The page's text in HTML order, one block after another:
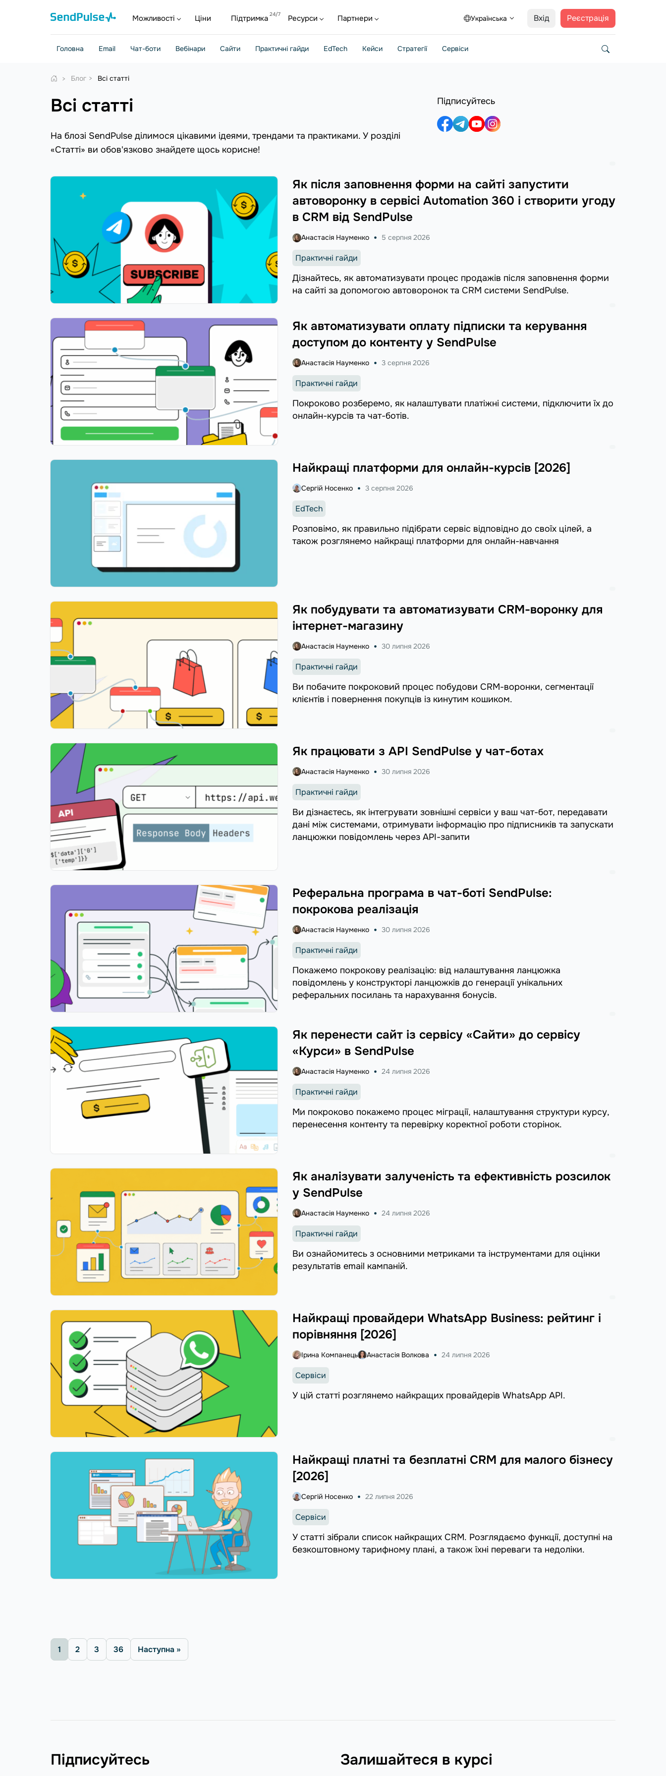
Українська Вхід Реєстрація
Можливості Ціни Підтримка Ресурси Партнери
Головна Email Чат-боти Вебінари Сайти Практичні гайди EdTech Кейси Стратегії Сервіси
Блог Всі статті
Всі статті
На блозі SendPulse ділимося цікавими ідеями, трендами та практиками. У розділі
«Статті» ви обов'язково знайдете щось корисне!
Підписуйтесь
Як після заповнення форми на сайті запустити
автоворонку в сервісі Automation 360 і створити угоду
в CRM від SendPulse
Анастасія Науменко 5 серпня 2026
Практичні гайди
Дізнайтесь, як автоматизувати процес продажів після заповнення форми
на сайті за допомогою автоворонок та CRM системи SendPulse.
Як автоматизувати оплату підписки та керування
доступом до контенту у SendPulse
Анастасія Науменко 3 серпня 2026
Практичні гайди
Покроково розберемо, як налаштувати платіжні системи, підключити їх до
онлайн-курсів та чат-ботів.
Найкращі платформи для онлайн-курсів [2026]
Сергій Носенко 3 серпня 2026
EdTech
Розповімо, як правильно підібрати сервіс відповідно до своїх цілей, а
також розглянемо найкращі платформи для онлайн-навчання
Як побудувати та автоматизувати CRM-воронку для
інтернет-магазину
Анастасія Науменко 30 липня 2026
Практичні гайди
Ви побачите покроковий процес побудови CRM-воронки, сегментації
клієнтів і повернення покупців із кинутим кошиком.
Як працювати з API SendPulse у чат-ботах
Анастасія Науменко 30 липня 2026
Практичні гайди
Ви дізнаєтесь, як інтегрувати зовнішні сервіси у ваш чат-бот, передавати
дані між системами, отримувати інформацію про підписників та запускати
ланцюжки повідомлень через API-запити
Реферальна програма в чат-боті SendPulse:
покрокова реалізація
Анастасія Науменко 30 липня 2026
Практичні гайди
Покажемо покрокову реалізацію: від налаштування ланцюжка
повідомлень у конструкторі ланцюжків до генерації унікальних
реферальних посилань та нарахування бонусів.
Як перенести сайт із сервісу «Сайти» до сервісу
«Курси» в SendPulse
Анастасія Науменко 24 липня 2026
Практичні гайди
Ми покроково покажемо процес міграції, налаштування структури курсу,
перенесення контенту та перевірку коректної роботи сторінок.
Як аналізувати залученість та ефективність розсилок
у SendPulse
Анастасія Науменко 24 липня 2026
Практичні гайди
Ви ознайомитесь з основними метриками та інструментами для оцінки
результатів email кампаній.
Найкращі провайдери WhatsApp Business: рейтинг і
порівняння [2026]
Ірина Компанець Анастасія Волкова 24 липня 2026
Сервіси
У цій статті розглянемо найкращих провайдерів WhatsApp API.
Найкращі платні та безплатні CRM для малого бізнесу
[2026]
Сергій Носенко 22 липня 2026
Сервіси
У статті зібрали список найкращих CRM. Розглядаємо функції, доступні на
безкоштовному тарифному плані, а також їхні переваги та недоліки.
1 2 3 36 Наступна »
Підписуйтесь Залишайтеся в курсі